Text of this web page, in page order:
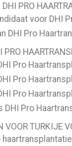
DHI PRO
voor DHI
DHI Pro
PRO
Pro
Pro
Pro
DHI Pro
VOOR TURKIJE